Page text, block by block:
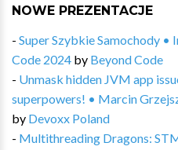
NOWE PREZENTACJE
- Super Szybkie Samochody •
Code 2024 by Beyond Code
- Unmask hidden JVM app
superpowers! • Marcin
by Devoxx Poland
- Multithreading Dragons: